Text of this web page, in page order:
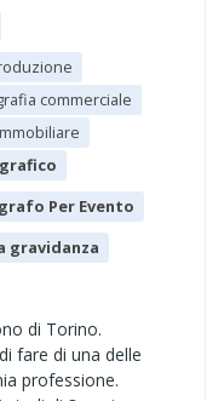
commerciale
Per Evento
di Torino.
fare di una delle
professione.